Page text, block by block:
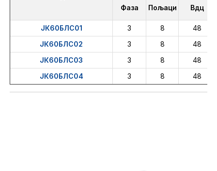
Фаза Пољаци Вдц
ЈК60БЛС01 3 8
48
ЈК60БЛС02
3 8
48
ЈК60БЛС03
3 8
48
ЈК60БЛС04
3 8 48